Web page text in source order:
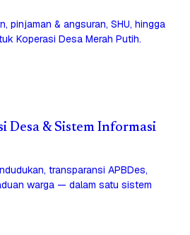
pinjaman & angsuran, SHU, hingga
Koperasi Desa Merah Putih.
Desa & Sistem Informasi
transparansi APBDes,
warga — dalam satu sistem